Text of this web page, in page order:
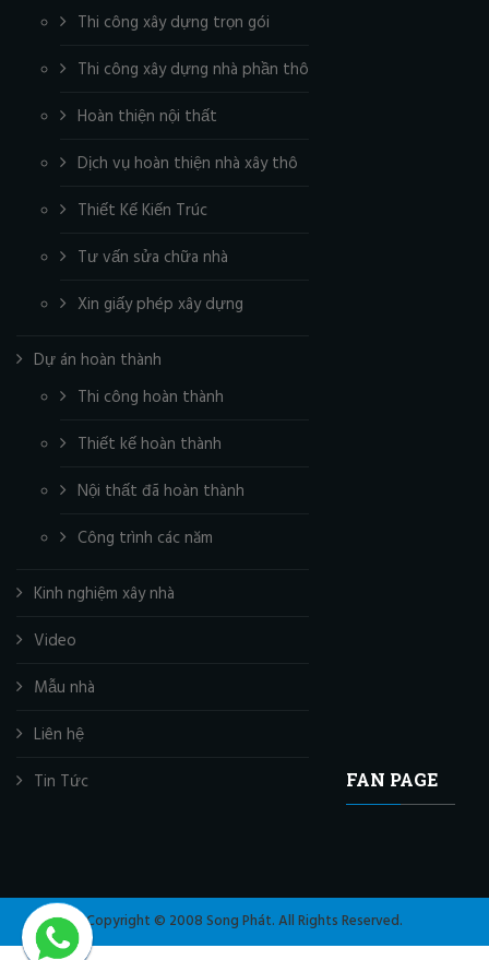
Thi công xây dựng trọn gói
Thi công xây dựng nhà phần thô
Hoàn thiện nội thất
Dịch vụ hoàn thiện nhà xây thô
Thiết Kế Kiến Trúc
Tư vấn sửa chữa nhà
Xin giấy phép xây dựng
Dự án hoàn thành
Thi công hoàn thành
Thiết kế hoàn thành
Nội thất đã hoàn thành
Công trình các năm
Kinh nghiệm xây nhà
Video
Mẫu nhà
Liên hệ
Tin Tức
FAN PAGE
Copyright © 2008 Song Phát. All Rights Reserved.